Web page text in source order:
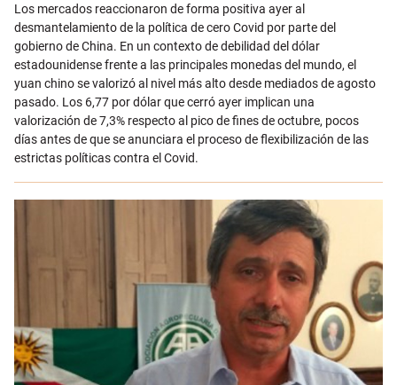
Los mercados reaccionaron de forma positiva ayer al
desmantelamiento de la política de cero Covid por parte del
gobierno de China. En un contexto de debilidad del dólar
estadounidense frente a las principales monedas del mundo, el
yuan chino se valorizó al nivel más alto desde mediados de agosto
pasado. Los 6,77 por dólar que cerró ayer implican una
valorización de 7,3% respecto al pico de fines de octubre, pocos
días antes de que se anunciara el proceso de flexibilización de las
estrictas políticas contra el Covid.